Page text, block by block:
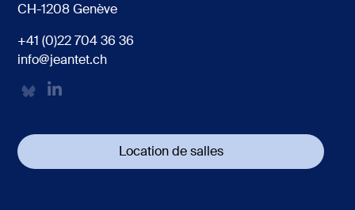
CH-1208 Genève
+41 (0)22 704 36 36
info@jeantet.ch
Location de salles